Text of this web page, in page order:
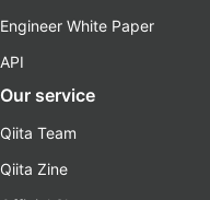
Engineer White Paper
API
Our service
Qiita Team
Qiita Zine